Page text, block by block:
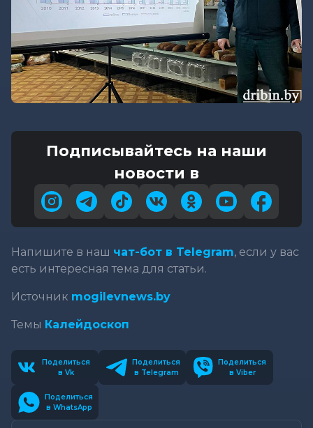
Подписывайтесь на наши
новости в
Напишите в наш чат-бот в Telegram, если у вас
есть интересная тема для статьи.
Источник mogilevnews.by
Темы Калейдоскоп
Поделиться
в Vk
Поделиться
в Telegram
Поделиться
в Viber
Поделиться
в WhatsApp